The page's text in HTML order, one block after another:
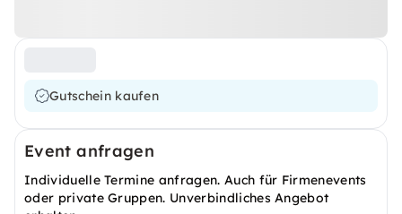
Gutschein kaufen
Event anfragen
Individuelle Termine anfragen. Auch für Firmenevents
oder private Gruppen. Unverbindliches Angebot